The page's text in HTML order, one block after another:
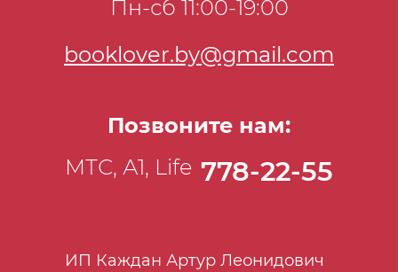
ИП Каждан Артур Леонидович
Пн-сб 11:00-19:00
booklover.by@gmail.com
Позвоните нам:
МТС, А1, Life 778-22-55